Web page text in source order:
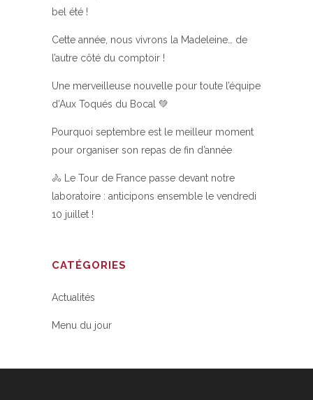
bel été !
Cette année, nous vivrons la Madeleine… de
l’autre côté du comptoir !
Une merveilleuse nouvelle pour toute l’équipe
d’Aux Toqués du Bocal 💚
Pourquoi septembre est le meilleur moment
pour organiser son repas de fin d’année
🚴 Le Tour de France passe devant notre
laboratoire : anticipons ensemble le vendredi
10 juillet !
CATÉGORIES
Actualités
Menu du jour